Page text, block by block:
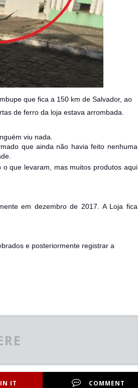
que fica a 150 km de Salvador, ao
de ferro da loja estava arrombada.
viu nada.
que ainda não havia feito nenhuma
que levaram, mas muitos produtos aqui
em dezembro de 2017. A Loja fica
e posteriormente registrar a
IT COMMENT